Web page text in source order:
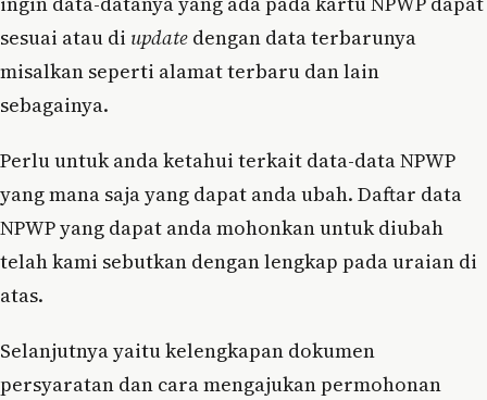
sesuai atau di update dengan data terbarunya
misalkan seperti alamat terbaru dan lain
sebagainya.
Perlu untuk anda ketahui terkait data-data NPWP
yang mana saja yang dapat anda ubah. Daftar data
NPWP yang dapat anda mohonkan untuk diubah
telah kami sebutkan dengan lengkap pada uraian di
atas.
Selanjutnya yaitu kelengkapan dokumen
persyaratan dan cara mengajukan permohonan